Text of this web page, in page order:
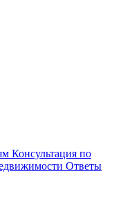
Консультация по
Ответы